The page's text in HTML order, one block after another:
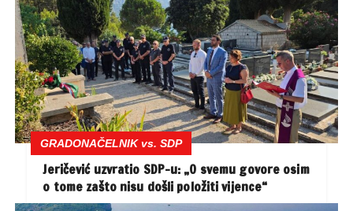
GRADONAČELNIK vs. SDP
Jeričević uzvratio SDP-u: „O svemu govore osim
o tome zašto nisu došli položiti vijence“